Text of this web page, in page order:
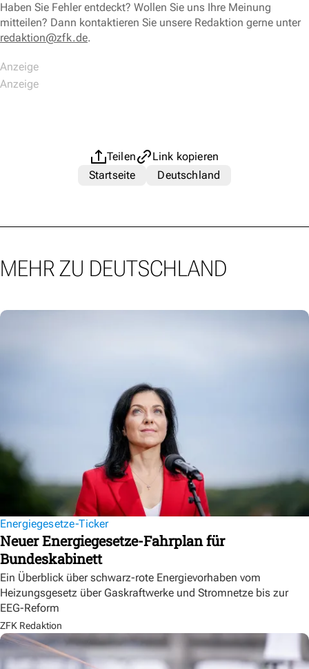
Haben Sie Fehler entdeckt? Wollen Sie uns Ihre Meinung
mitteilen? Dann kontaktieren Sie unsere Redaktion gerne unter
redaktion@zfk.de.
Teilen
Link kopieren
Startseite
Deutschland
MEHR ZU DEUTSCHLAND
Energiegesetze-Ticker
Neuer Energiegesetze-Fahrplan für
Bundeskabinett
Ein Überblick über schwarz-rote Energievorhaben vom
Heizungsgesetz über Gaskraftwerke und Stromnetze bis zur
EEG-Reform
ZFK Redaktion